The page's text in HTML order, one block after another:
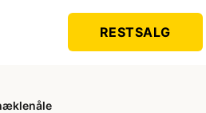
RESTSALG